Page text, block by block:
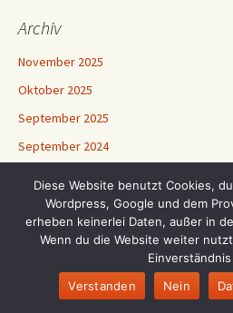
Archiv
November 2025
Oktober 2025
September 2025
September 2024
September 2023
Juli 2023
November 2022
Diese Website benutzt Cookies,
Wordpress, Google und dem
erheben keinerlei Daten, außer in
Wenn du die Website weiter
Verstanden
Nein